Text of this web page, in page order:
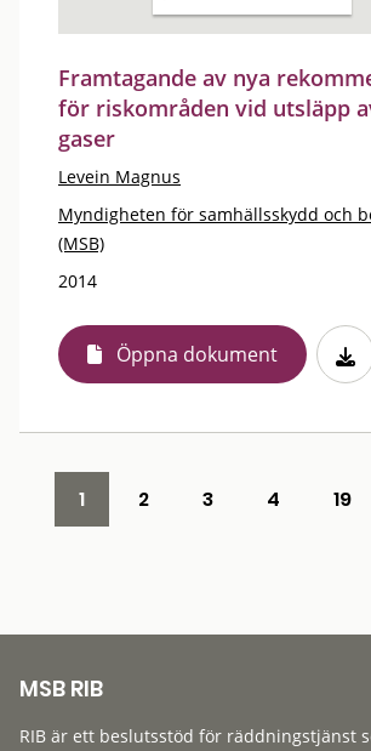
Framtagande av nya
för riskområden vid utsläpp
gaser
Levein Magnus
Myndigheten för samhällsskydd och
(MSB)
2014
Öppna dokument
1 2 3 4 19
MSB RIB
RIB är ett beslutsstöd för räddningstjänst